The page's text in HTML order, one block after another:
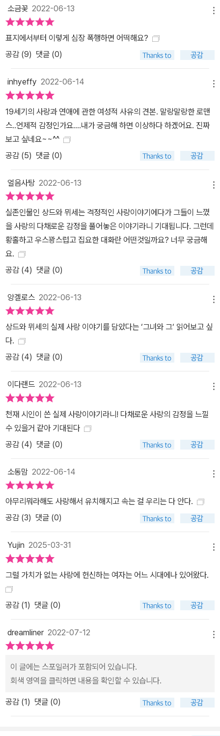
사망하고 《세기아의 고백》이 출간된 지 스무 해가 더 지나서야, 상드
는 두 사람의 관계 주위로 무성하게 자라난 소문을 뒤늦게라도 잠재
우기 위해 《그녀와 그》를 출간한다. 이 작품은 ‘그녀’의 시선에서 새
롭게 쓰였다는 점에서 ‘그’의 관점에서 쓰인 《세기아의 고백》과 고스
그려지고 적극적으로 왜곡된 사실을 바로잡았다는 점은 사뭇 다르다.
《그녀와 그》가 출간된 이후에도 뮈세의 형이 발표한 《그와 그녀》, 시
통 라발레가 출간한 《그들》 등 각기 다른 관점에서 둘의 이야기를 다
룬 패러디 소설들이 연달아 출간되며 큰 반향을 일으킨다. ‘세기의 연
인’이라 부를 만큼 프랑스 문단을 떠들썩하게 했던 이들은 사랑에 모
든 것을 걸 만큼 무모했지만, 이들이 남긴 작품은 지금까지도 사랑과
사랑을 둘러싼 세계의 모든 감정을 추체험할 수 있는 훌륭한 고전으
로 남아 있다. 《그녀와 그》는 출간되자마자 엄청난 화제를 몰고 왔으
며, 동료 작가들에게도 상당히 좋은 평가를 받았다. 오노레 드 발자크
는 ‘진실과 절제’ 속에서 로랑이 만들어졌고 사실성이 매우 뛰어나다
고 언급했으며, 티에리 보댕은 ‘잃어버린 사랑에 대한 쓰라림 없는 최
후의 기록’이자 ‘절대적 사랑에 대한 불가능한 낭만적 탐구’라고 평가
했다. 따라서 이 소설을 두고 “19세기의 사랑과 연애에 관한 여성적
사유의 견본”이자 “소설 형식을 빌린 사랑의 논쟁서”(시인‧소설가 이
장욱 추천사)라 해도 지나친 비약은 아닐 것이다.
소금꽃 2022-06-13
표지에서부터 이렇게 심장 폭행하면 어떡해요?
공감 (9) 댓글 (0)
inhyeffy 2022-06-14
19세기의 사랑과 연애에 관한 여성적 사유의 견본. 말랑말랑한 로맨
스..언제적 감정인가요....내가 궁금해 하면 이상하다 하겠어요. 진짜
보고 싶네요~~^^
공감 (5) 댓글 (0)
얼음사탕 2022-06-13
실존인물인 상드와 뮈세는 격정적인 사랑이야기에다가 그들이 느꼈
을 사랑의 다채로운 감정을 풀어놓은 이야기라니 기대됩니다. 그런데
황홀하고 우스꽝스럽고 집요한 대화란 어떤것일까요? 너무 궁금해
요.
공감 (4) 댓글 (0)
앙겔로스 2022-06-13
상드와 뮈세의 실제 사랑 이야기를 담았다는 ‘그녀와 그‘ 읽어보고 싶
다.
공감 (4) 댓글 (0)
이다랜드 2022-06-13
천재 시인이 쓴 실제 사랑이야기라니! 다채로운 사랑의 감정을 느낄
수 있을거 같아 기대된다
공감 (4) 댓글 (0)
소동맘 2022-06-14
아무리뭐라해도 사랑해서 유치해지고 속는 걸 우리는 다 안다.
공감 (3) 댓글 (0)
Yujin 2025-03-31
그럴 가치가 없는 사랑에 헌신하는 여자는 어느 시대에나 있어왔다.
공감 (1) 댓글 (0)
dreamliner2022-07-12
이 글에는 스포일러가 포함되어 있습니다.
회색 영역을 클릭하면 내용을 확인할 수 있습니다.
공감 (1) 댓글 (0)